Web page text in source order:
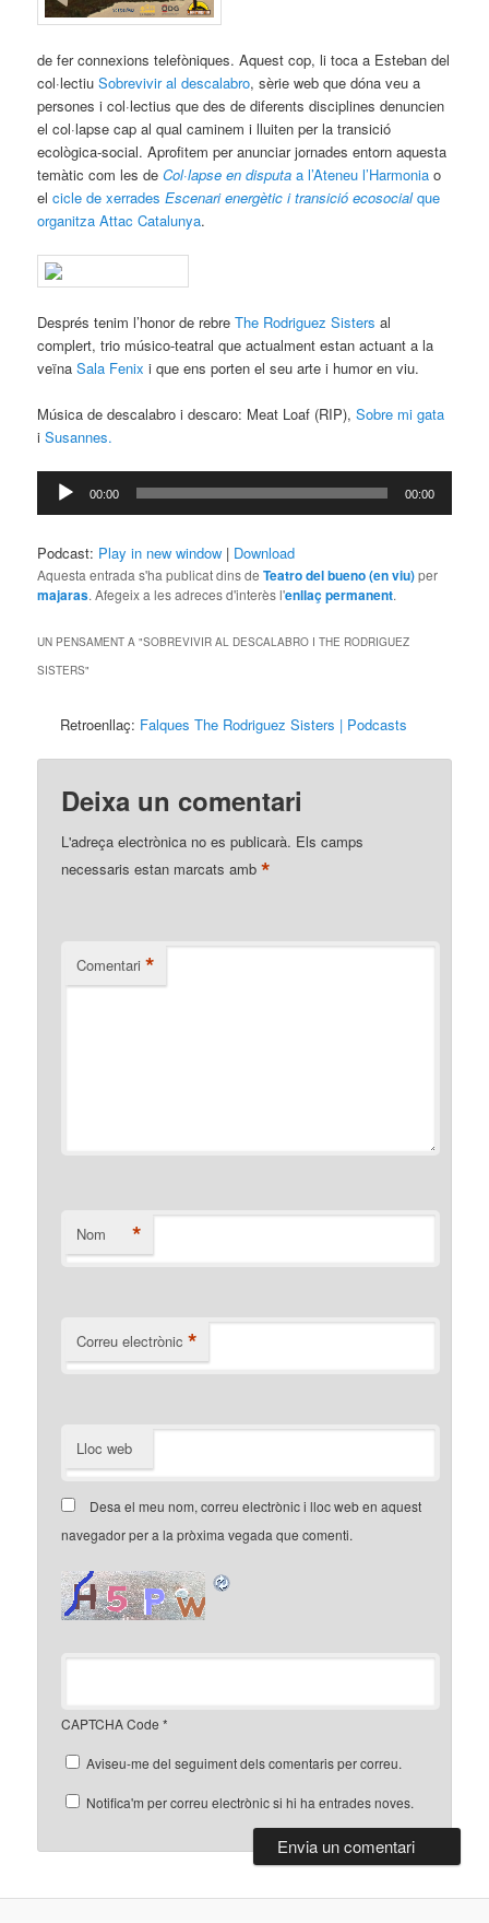
de fer connexions telefòniques. Aquest cop, li toca a Esteban del
col·lectiuSobrevivir al descalabro, sèrie web que dóna veu a
persones i col·lectius que des de diferents disciplines denuncien
el col·lapse cap al qual caminem i lluiten per la transició
ecològica-social. Aprofitem per anunciar jornades entorn aquesta
temàtic com les deCol·lapse en disputa a l’Ateneu l’Harmonia o
elcicle de xerradesEscenari energètic i transició ecosocialque
organitza Attac Catalunya.
Després tenim l’honor de rebreThe Rodriguez Sisters al
complert, trio músico-teatral que actualment estan actuant a la
veïnaSala Fenix i que ens porten el seu arte i humor en viu.
Música de descalabro i descaro: Meat Loaf (RIP),Sobre mi gata
iSusannes.
Reproductor
d'àudio
00:00 00:00
Podcast: Play in new window | Download
Aquesta entrada s'ha publicat dins deTeatro del bueno (en viu)per
majaras. Afegeix a les adreces d'interès l'enllaç permanent.
UN PENSAMENT A "SOBREVIVIR AL DESCALABRO I THE RODRIGUEZ
SISTERS"
Retroenllaç: Falques The Rodriguez Sisters | Podcasts
Deixa un comentari
L'adreça electrònica no es publicarà. Els camps
necessaris estan marcats amb*
Comentari *
Nom *
Correu electrònic *
Lloc web
Desa el meu nom, correu electrònic i lloc web en aquest
navegador per a la pròxima vegada que comenti.
CAPTCHA Code *
Aviseu-me del seguiment dels comentaris per correu.
Notifica'm per correu electrònic si hi ha entrades noves.